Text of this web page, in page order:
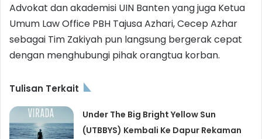
Advokat dan akademisi UIN Banten yang juga Ketua
Umum Law Office PBH Tajusa Azhari, Cecep Azhar
sebagai Tim Zakiyah pun langsung bergerak cepat
dengan menghubungi pihak orangtua korban.
Tulisan Terkait
Under The Big Bright Yellow Sun
(UTBBYS) Kembali Ke Dapur Rekaman